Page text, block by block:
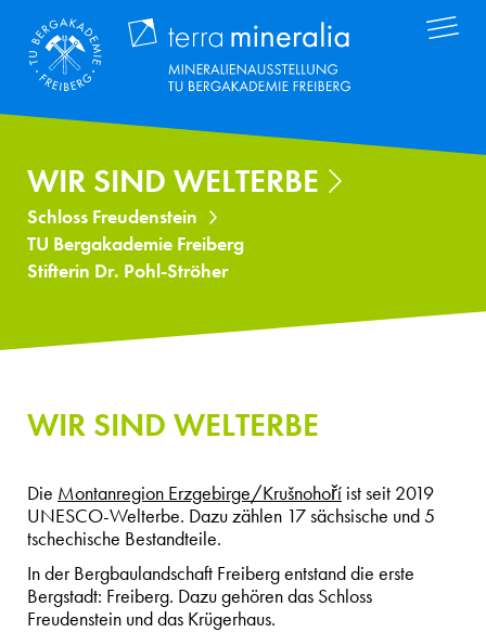
Inhalt
Terra
WIR SIND WELTERBE
Schloss Freudenstein
TU Bergakademie Freiberg
Stifterin Dr. Pohl-Ströher
WIR SIND WELTERBE
Die Montanregion Erzgebirge/Krušnohoří ist seit 2019
UNESCO-Welterbe. Dazu zählen 17 sächsische und 5
tschechische Bestandteile.
In der Bergbaulandschaft Freiberg entstand die erste
Bergstadt: Freiberg. Dazu gehören das Schloss
Freudenstein und das Krügerhaus.